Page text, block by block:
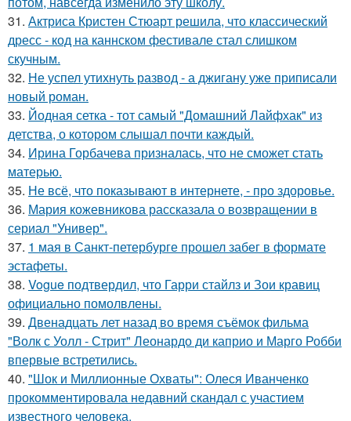
31. Актриса Кристен Стюарт решила, что классический
дресс - код на каннском фестивале стал слишком
скучным.
32. Не успел утихнуть развод - а джигану уже приписали
новый роман.
33. Йодная сетка - тот самый "Домашний Лайфхак" из
детства, о котором слышал почти каждый.
34. Ирина Горбачева призналась, что не сможет стать
матерью.
35. Не всё, что показывают в интернете, - про здоровье.
36. Мария кожевникова рассказала о возвращении в
сериал "Универ".
37. 1 мая в Санкт-петербурге прошел забег в формате
эстафеты.
38. Vogue подтвердил, что Гарри стайлз и Зои кравиц
официально помолвлены.
39. Двенадцать лет назад во время съёмок фильма
"Волк с Уолл - Стрит" Леонардо ди каприо и Марго Робби
впервые встретились.
40. "Шок и Миллионные Охваты": Олеся Иванченко
прокомментировала недавний скандал с участием
известного человека.